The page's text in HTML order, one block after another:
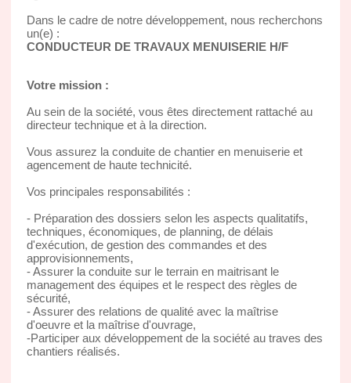
Dans le cadre de notre développement, nous recherchons
un(e) :
CONDUCTEUR DE TRAVAUX MENUISERIE H/F
Votre mission :
Au sein de la société, vous êtes directement rattaché au
directeur technique et à la direction.
Vous assurez la conduite de chantier en menuiserie et
agencement de haute technicité.
Vos principales responsabilités :
- Préparation des dossiers selon les aspects qualitatifs,
techniques, économiques, de planning, de délais
d'exécution, de gestion des commandes et des
approvisionnements,
- Assurer la conduite sur le terrain en maitrisant le
management des équipes et le respect des règles de
sécurité,
- Assurer des relations de qualité avec la maîtrise
d'oeuvre et la maîtrise d'ouvrage,
-Participer aux développement de la société au traves des
chantiers réalisés.